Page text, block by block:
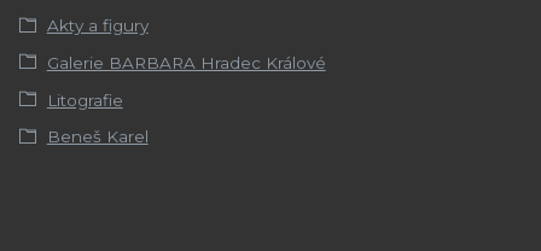
Akty a figury
Galerie BARBARA Hradec Králové
Litografie
Beneš Karel